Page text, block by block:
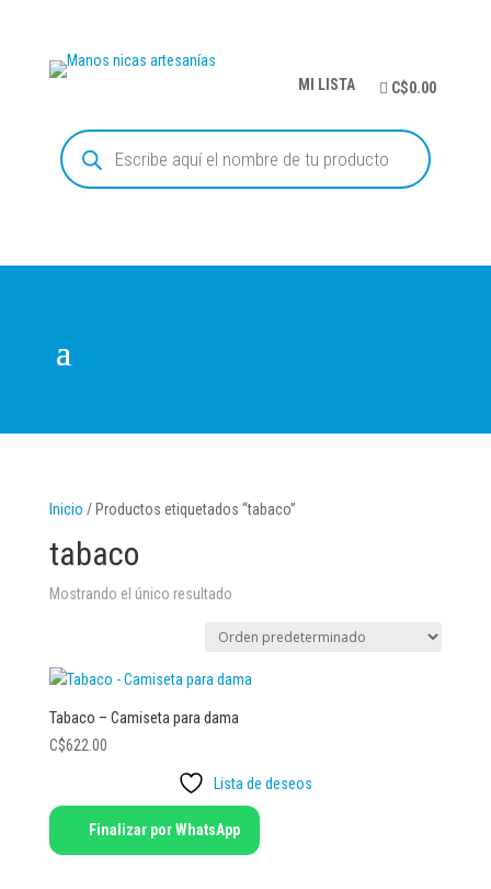
MI LISTA C$0.00
Búsqueda
de
productos
Inicio / Productos etiquetados “tabaco”
tabaco
Mostrando el único resultado
Tabaco – Camiseta para dama
C$622.00
Lista de deseos
Este
producto
tiene
Finalizar por WhatsApp